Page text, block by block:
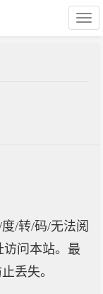
/转/码/无法阅
问本站。最
丢失。